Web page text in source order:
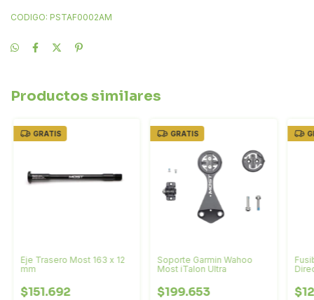
CODIGO: PSTAF0002AM
Productos similares
GRATIS
Eje Trasero Most 163 x 12
mm
$151.692
GRATIS
Soporte Garmin Wahoo
Most iTalon Ultra
$199.653